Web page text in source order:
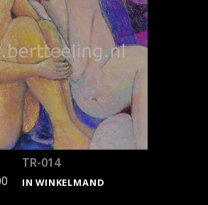
TR-014
IN WINKELMAND